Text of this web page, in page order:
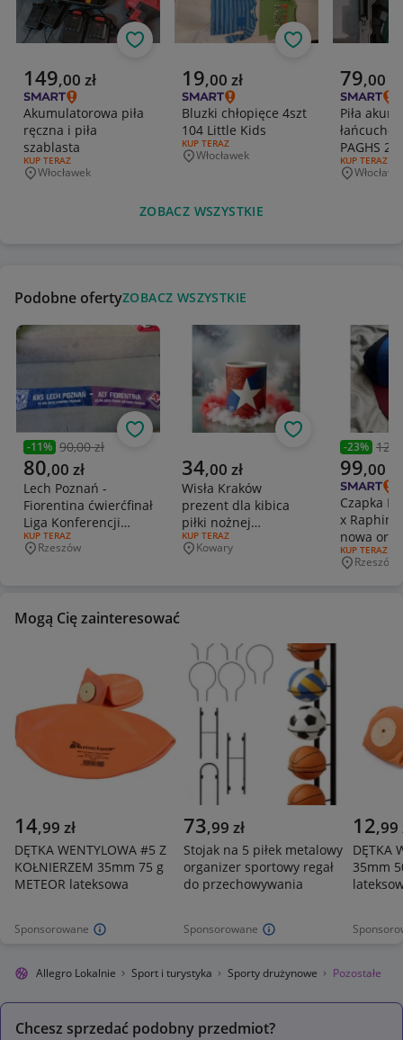
Aktualna cena
149,00 zł
Akumulatorowa piła
ręczna i piła
szablasta
RODZAJ OFERTY:
KUP TERAZ
Miejscowość
Włocławek
Obserwuj
Aktualna cena
19,00 zł
Bluzki chłopięce 4szt
104 Little Kids
RODZAJ OFERTY:
KUP TERAZ
Miejscowość
Włocławek
Obserwuj
Aktualna
79,00
Piła
PAGHS
RODZAJ
KUP TERAZ
ZOBACZ WSZYSTKIE
Podobne ofertyZOBACZ WSZYSTKIE
Poprzednia cena
-11% 90,00 zł
Aktualna cena
80,00 zł
Lech Poznań -
Fiorentina ćwierćfinał
Liga Konferencji
2022/23
RODZAJ OFERTY:
KUP TERAZ
Miejscowość
Rzeszów
Obserwuj
Aktualna cena
34,00 zł
Wisła Kraków
prezent dla kibica
piłki nożnej
Ekstraklasa kubek
ceramiczny
RODZAJ OFERTY:
KUP TERAZ
Miejscowość
Kowary
Obserwuj
-23%
Aktualna
99,00
Czapka
x
nowa
RODZAJ
KUP TERAZ
Rzeszów
Mogą Cię zainteresować
Sponsorowane
14,99 zł
DĘTKA WENTYLOWA #5 Z
KOŁNIERZEM 35mm 75 g
METEOR lateksowa
Sponsorowane
73,99 zł
Stojak na 5 piłek metalowy
organizer sportowy regał
do przechowywania
12,99
DĘTKA
35mm
Allegro Lokalnie Sport i turystyka Sporty drużynowe Pozostałe
Chcesz sprzedać podobny przedmiot?